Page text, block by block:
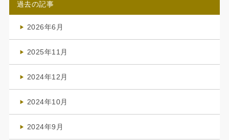
過去の記事
2026年6月
2025年11月
2024年12月
2024年10月
2024年9月